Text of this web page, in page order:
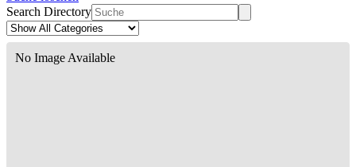
Search Directory
No Image Available